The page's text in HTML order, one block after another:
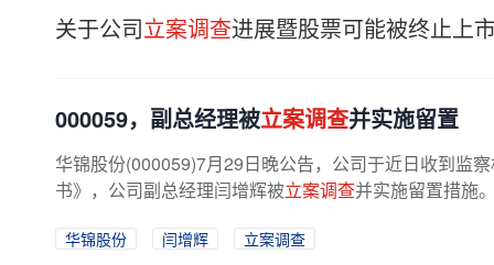
关于公司立案调查进展暨股票可能被终止上
000059，副总经理被立案调查并实施留置
华锦股份(000059)7月29日晚公告，公司于近日收到监
书》，公司副总经理闫增辉被立案调查并实施留置措施
华锦股份 闫增辉
立案调查